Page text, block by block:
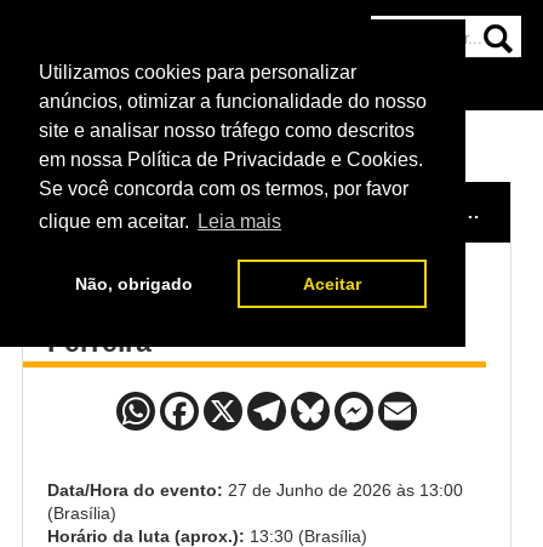
Utilizamos cookies para personalizar
anúncios, otimizar a funcionalidade do nosso
site e analisar nosso tráfego como descritos
em nossa Política de Privacidade e Cookies.
Se você concorda com os termos, por favor
clique em aceitar.
Leia mais
Não, obrigado Aceitar
NOTÍCIAS
HOME EVENTO / UFC BAKU
Ikram Aliskerov x Brunno
Ferreira
Data/Hora do evento: 27 de Junho de 2026 às 13:00
(Brasília)
Horário da luta (aprox.): 13:30 (Brasília)